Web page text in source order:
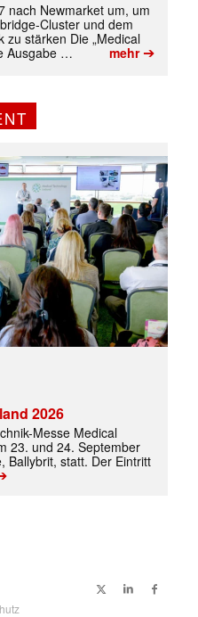
nach Newmarket um, um
Cluster und dem
zu stärken Die „Medical
Ausgabe …
mehr➔
2026
Messe Medical
23. und 24. September
Ballybrit, statt. Der Eintritt